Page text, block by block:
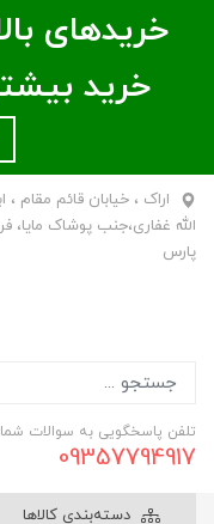
خرید
اراک ، خیابان قائم مقام
الله غفاری،جنب پوشاک مایا،
پارس
تلفن پاسخگویی به سوالات
09357794917
دسته‌بندی کالاها